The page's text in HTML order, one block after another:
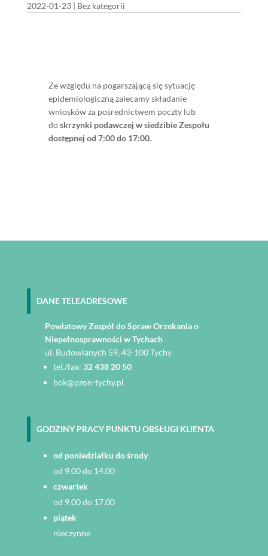
2022-01-23| Bez kategorii
Ze względu na pogarszającą się sytuację
epidemiologiczną zalecamy składanie
wniosków za pośrednictwem poczty lub
doskrzynki podawczej w siedzibie Zespołu
dostępnej od 7:00 do 17:00.
DANE TELEADRESOWE
Powiatowy Zespół do Spraw Orzekania o
Niepełnosprawności w Tychach
ul. Budowlanych 59, 43-100 Tychy
tel./fax: 32 438 20 50
bok@pzon-tychy.pl
GODZINY PRACY PUNKTU OBSŁUGI KLIENTA
od poniedziałku do środy
od 9.00 do 14.00
czwartek
od 9.00 do 17.00
piątek
nieczynne